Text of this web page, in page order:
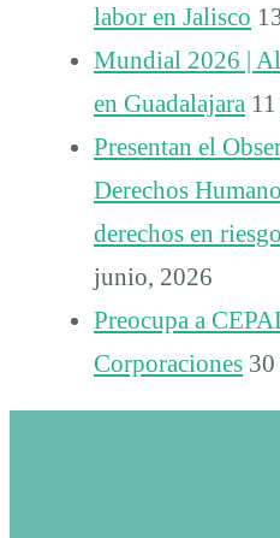
labor en Jalisco
Mundial 2026 |
en Guadalajara
Presentan el
Derechos
derechos en
junio, 2026
Preocupa a
Corporaciones